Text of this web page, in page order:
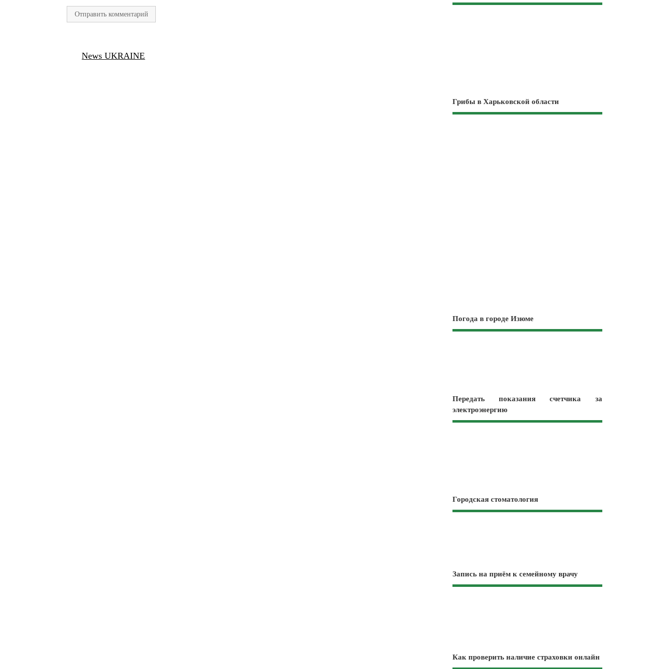
News UKRAINE
Грибы в Харьковской области
Погода в городе Изюме
Передать показания счетчика за
электроэнергию
Городская стоматология
Запись на приём к семейному врачу
Как проверить наличие страховки онлайн